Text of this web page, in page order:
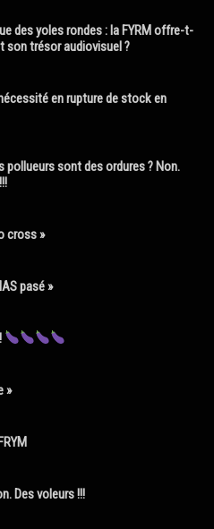
des yoles rondes : la FYRM offre-t-
son trésor audiovisuel ?
en rupture de stock en
pollueurs sont des ordures ? Non.
cross »
pasé »
»
Des voleurs !!!